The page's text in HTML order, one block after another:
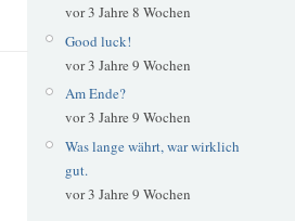
vor 3 Jahre 8 Wochen
Good luck!
vor 3 Jahre 9 Wochen
Am Ende?
vor 3 Jahre 9 Wochen
Was lange währt, war wirklich
gut.
vor 3 Jahre 9 Wochen